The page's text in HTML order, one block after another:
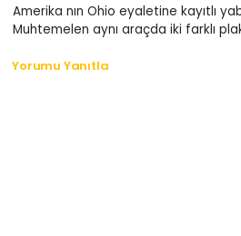
Amerika nın Ohio eyaletine kayıtlı
Muhtemelen aynı araçda iki farklı
Yorumu Yanıtla